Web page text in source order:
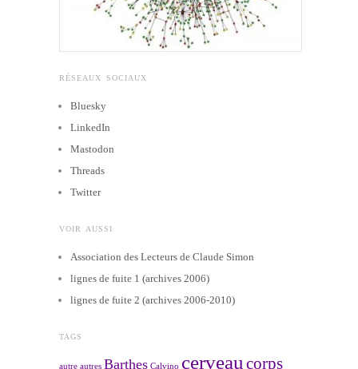
RÉSEAUX SOCIAUX
Bluesky
LinkedIn
Mastodon
Threads
Twitter
VOIR AUSSI
Association des Lecteurs de Claude Simon
lignes de fuite 1 (archives 2006)
lignes de fuite 2 (archives 2006-2010)
TAGS
autre autres Barthes Calvino cerveau corps